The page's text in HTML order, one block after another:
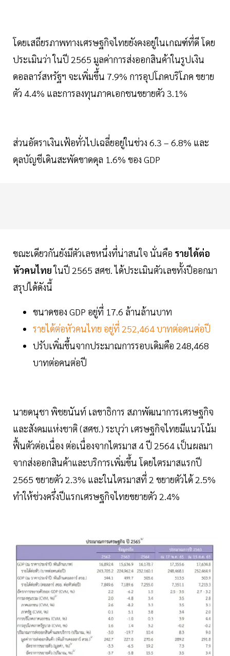
โดยเสถียรภาพทางเศรษฐกิจไทยยังคงอยู่ในเกณฑ์ที่ดี โดย
ประเมินว่า ในปี 2565 มูลค่าการส่งออกสินค้าในรูปเงิน
ดอลลาร์สหรัฐฯ จะเพิ่มขึ้น 7.9% การอุปโภคบริโภค ขยาย
ตัว 4.4% และการลงทุนภาคเอกชนขยายตัว 3.1%
ส่วนอัตราเงินเฟ้อทั่วไปเฉลี่ยอยู่ในช่วง 6.3 – 6.8% และ
ดุลบัญชีเดินสะพัดขาดดุล 1.6% ของ GDP
ขณะเดียวกันยังมีตัวเลขหนึ่งที่น่าสนใจ นั่นคือ รายได้ต่อ
หัวคนไทยในปี 2565 สศช. ได้ประเมินตัวเลขทั้งปีออกมา
สรุปได้ดังนี้
ขนาดของ GDP อยู่ที่ 17.6 ล้านล้านบาท
รายได้ต่อหัวคนไทย อยู่ที่ 252,464 บาทต่อคนต่อปี
ปรับเพิ่มขึ้นจากประมาณการรอบเดิมคือ 248,468
บาทต่อคนต่อปี
นายดนุชา พิชยนันท์ เลขาธิการ สภาพัฒนาการเศรษฐกิจ
และสังคมแห่งชาติ (สศช.) ระบุว่า เศรษฐกิจไทยมีแนวโน้ม
ฟื้นตัวต่อเนื่อง ต่อเนื่องจากไตรมาส 4 ปี 2564 เป็นผลมา
จากส่งออกสินค้าและบริการเพิ่มขึ้น โดยไตรมาสแรกปี
2565 ขยายตัว 2.3% และในไตรมาสที่ 2 ขยายตัวได้ 2.5%
ทำให้ช่วงครึ่งปีแรกเศรษฐกิจไทยขยายตัว 2.4%